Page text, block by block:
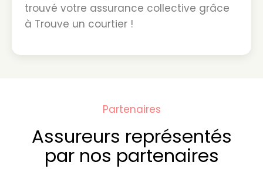
trouvé votre assurance collective grâce
à Trouve un courtier !
Partenaires
Assureurs représentés
par nos partenaires